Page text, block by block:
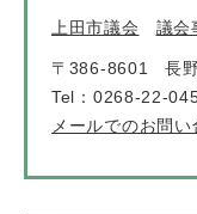
上田市議会 議会
〒386-8601
長
Tel：0268-22-
メールでのお問い